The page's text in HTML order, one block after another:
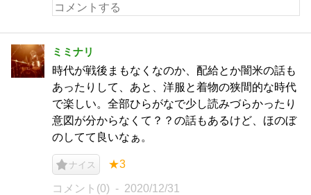
ミミナリ
時代が戦後まもなくなのか、配給とか闇米の話も
あったりして、あと、洋服と着物の狭間的な時代
で楽しい。全部ひらがなで少し読みづらかったり
意図が分からなくて？？の話もあるけど、ほのぼ
のしてて良いなぁ。
ナイス ★3
コメント(0) 2020/12/31